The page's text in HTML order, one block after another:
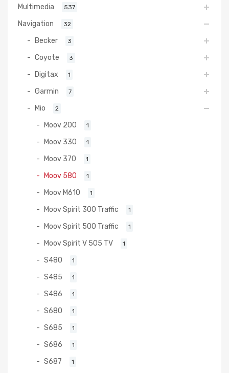
Multimedia 537
Navigation 32
Becker 3
Coyote 3
Digitax 1
Garmin 7
Mio 2
Moov 200 1
Moov 330 1
Moov 370 1
Moov 580 1
Moov M610 1
Moov Spirit 300 Traffic 1
Moov Spirit 500 Traffic 1
Moov Spirit V 505 TV 1
S480 1
S485 1
S486 1
S680 1
S685 1
S686 1
S687 1